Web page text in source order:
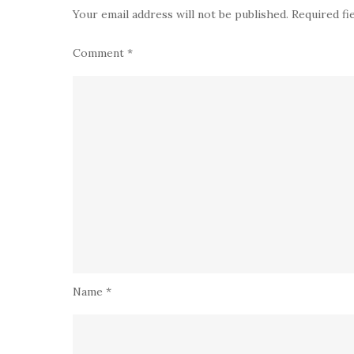
Your email address will not be published. Required
Comment *
Name *